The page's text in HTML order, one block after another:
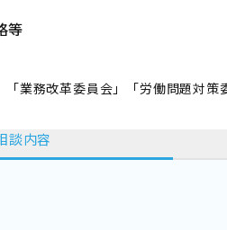
等
「業務改革委員会」「労働問題対策
談内容